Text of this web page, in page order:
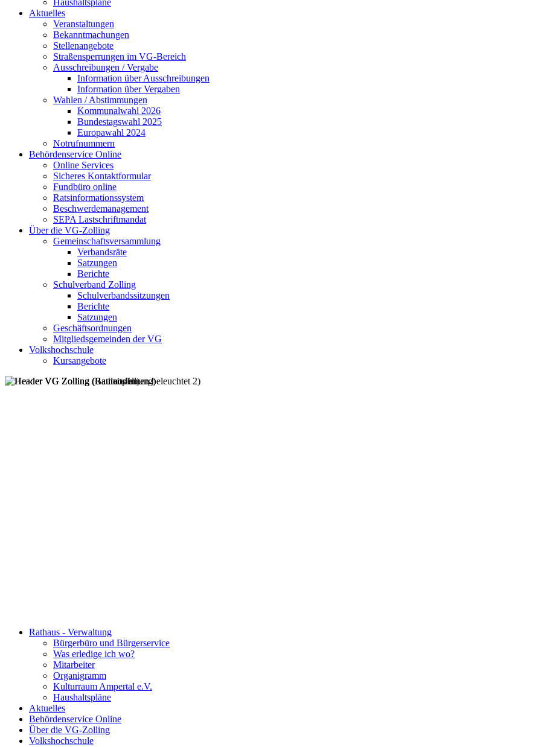
Haushaltspläne
Aktuelles
Veranstaltungen
Bekanntmachungen
Stellenangebote
Straßensperrungen im VG-Bereich
Ausschreibungen / Vergabe
Information über Ausschreibungen
Information über Vergaben
Wahlen / Abstimmungen
Kommunalwahl 2026
Bundestagswahl 2025
Europawahl 2024
Notrufnummern
Behördenservice Online
Online Services
Sicheres Kontaktformular
Fundbüro online
Ratsinformationssystem
Beschwerdemanagement
SEPA Lastschriftmandat
Über die VG-Zolling
Gemeinschaftsversammlung
Verbandsräte
Satzungen
Berichte
Schulverband Zolling
Schulverbandssitzungen
Berichte
Satzungen
Geschäftsordnungen
Mitgliedsgemeinden der VG
Volkshochschule
Kursangebote
Rathaus - Verwaltung
Bürgerbüro und Bürgerservice
Was erledige ich wo?
Mitarbeiter
Organigramm
Kulturraum Ampertal e.V.
Haushaltspläne
Aktuelles
Behördenservice Online
Über die VG-Zolling
Volkshochschule